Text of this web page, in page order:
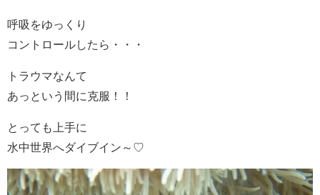
呼吸をゆっくり
コントロールしたら・・・
トラウマなんて
あっという間に克服！！
とっても上手に
水中世界へダイブイン～♡